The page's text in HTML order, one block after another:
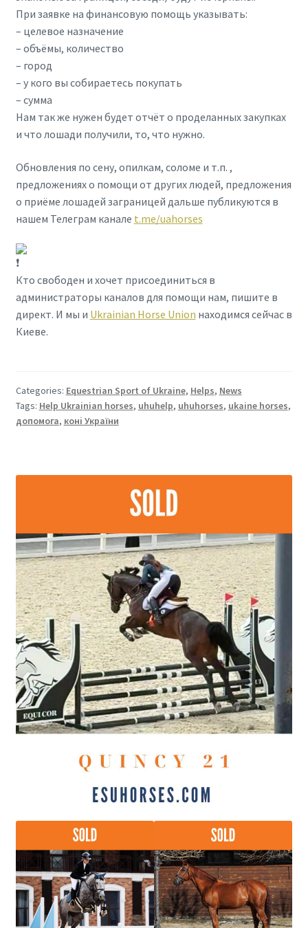
При заявке на финансовую помощь указывать:
– целевое назначение
– объёмы, количество
– город
– у кого вы собираетесь покупать
– сумма
Нам так же нужен будет отчёт о проделанных закупках
и что лошади получили, то, что нужно.
Обновления по сену, опилкам, соломе и т.п. ,
предложениях о помощи от других людей, предложения
о приёме лошадей заграницей дальше публикуются в
нашем Телеграм канале t.me/uahorses
Кто свободен и хочет присоединиться в
администраторы каналов для помощи нам, пишите в
директ. И мы и Ukrainian Horse Union находимся сейчас в
Киеве.
Categories: Equestrian Sport of Ukraine, Helps, News
Tags: Help Ukrainian horses, uhuhelp, uhuhorses, ukaine horses,
допомога, коні України